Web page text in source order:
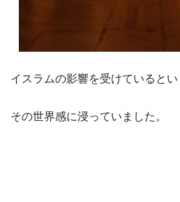
イスラムの影響を受けていると
その世界感に浸っていました。